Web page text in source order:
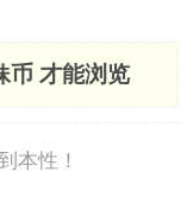
币 才能浏览
本性！